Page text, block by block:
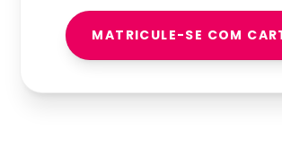
MATRICULE-SE COM